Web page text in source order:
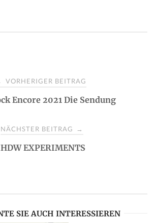
VORHERIGER BEITRAG
Encore 2021 Die Sendung
NÄCHSTER BEITRAG →
EXPERIMENTS
SIE AUCH INTERESSIEREN